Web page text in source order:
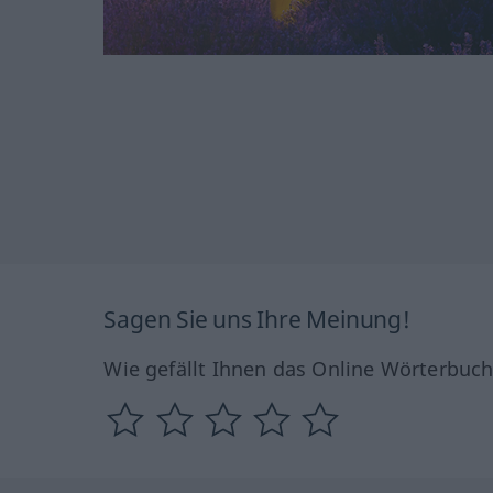
Sagen Sie uns Ihre Meinung!
Wie gefällt Ihnen das Online